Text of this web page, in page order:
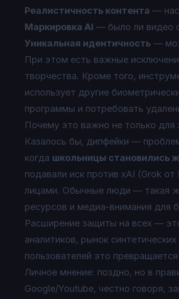
Реалистичность контента —
Маркировка AI — было ли видео
Уникальная идентичность —
При этом есть важные
творчества. Кроме того,
использует другие
программы и потребовать
Почему это важно не только для
Казалось бы, дипфейки —
когда школьницы становились
подавали иск против xAI (Grok
лицами. Обычные люди — такая
ресурсов и медиа-внимания для
Расширение защиты на всех —
аналитиков, рынок
пользователей это
Личное мнение: поздно, но в
Google/Youtube, честно говоря,